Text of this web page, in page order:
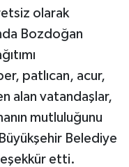
olarak
Bozdoğan
patlıcan, acur,
alan vatandaşlar,
mutluluğunu
Belediye
etti.